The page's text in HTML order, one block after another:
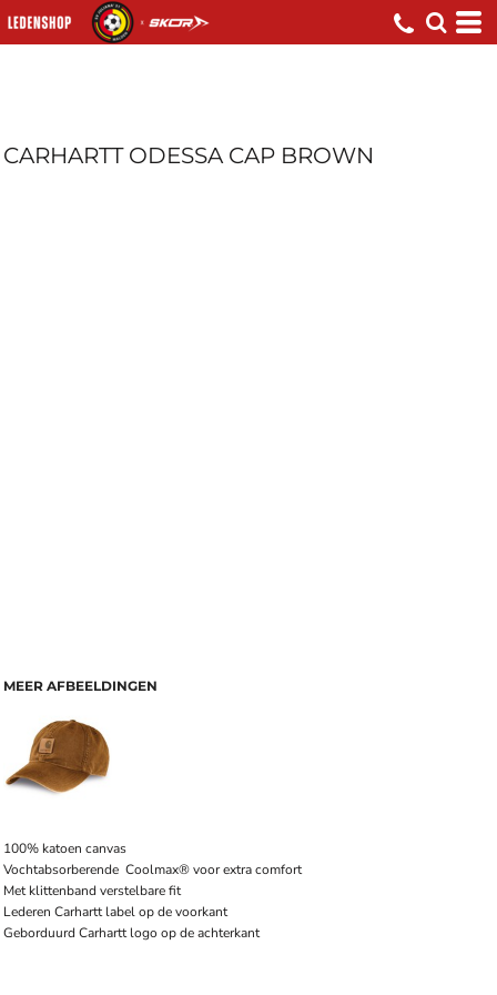
CARHARTT ODESSA CAP BROWN
MEER AFBEELDINGEN
100% katoen canvas
Vochtabsorberende Coolmax® voor extra comfort
Met klittenband verstelbare fit
Lederen Carhartt label op de voorkant
Geborduurd Carhartt logo op de achterkant